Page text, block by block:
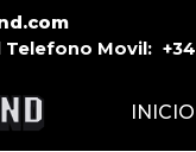
Telefono Movil: +34
INICIO